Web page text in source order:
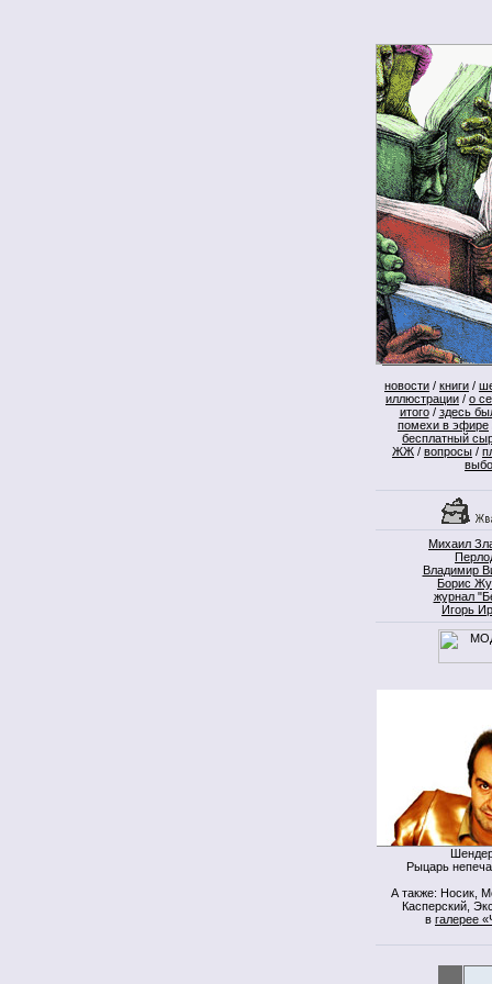
новости / книги /
иллюстрации / о
итого/ здесь
помехи в эфире
бесплатный
ЖЖ / вопросы /
Михаил
Владимир
Борис
журнал
Игорь
Рыцарь
А также: Носик,
Касперский,
в галерее